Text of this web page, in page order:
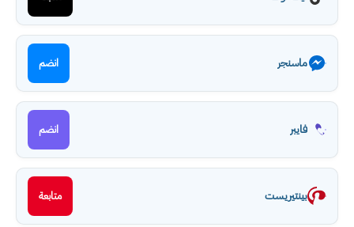
ماسنجر انضم
فايبر انضم
بينتيريست متابعة